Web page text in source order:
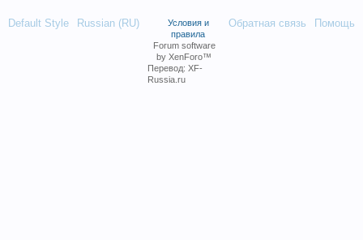
Default Style Russian (RU) Обратная связь Помощь
Условия и
правила
Forum software
by XenForo™
Перевод: XF-
Russia.ru